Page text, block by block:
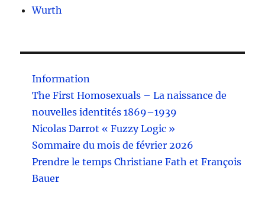
Wurth
Information
The First Homosexuals – La naissance de
nouvelles identités 1869–1939
Nicolas Darrot « Fuzzy Logic »
Sommaire du mois de février 2026
Prendre le temps Christiane Fath et François
Bauer